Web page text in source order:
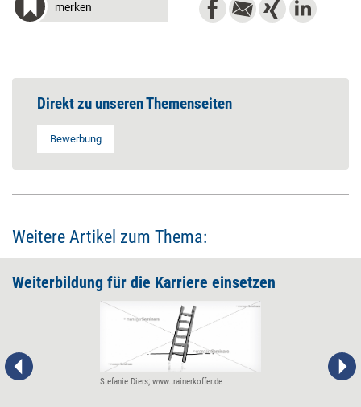
merken
Direkt zu unseren Themenseiten
Bewerbung
Weitere Artikel zum Thema:
Weiterbildung für die Karriere einsetzen
Stefanie Diers; www.trainerkoffer.de